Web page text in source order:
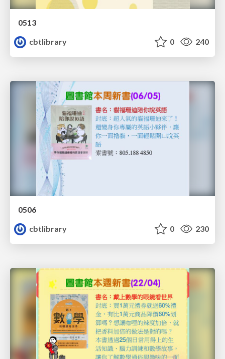
0513
cbtlibrary
0 240
0506
cbtlibrary
0 230